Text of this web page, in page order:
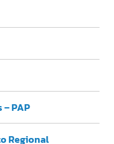
PAP
Regional